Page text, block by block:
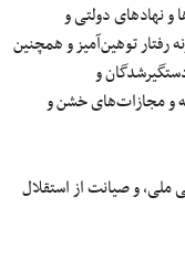
و نهادهای دولتی و
توهین‌آمیز و همچنین
و
و مجازات‌های خشن و
ملی، و صیانت از استقلال